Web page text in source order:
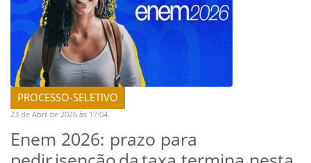
PROCESSO-SELETIVO
23 de Abril de 2026 às 17:04
Enem 2026: prazo para